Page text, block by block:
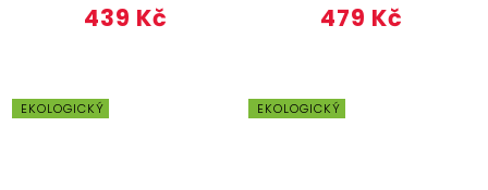
439 Kč 479 Kč
EKOLOGICKÝ EKOLOGICKÝ